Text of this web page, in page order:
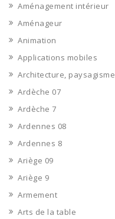
Aménagement intérieur
Aménageur
Animation
Applications mobiles
Architecture, paysagisme
Ardèche 07
Ardèche 7
Ardennes 08
Ardennes 8
Ariège 09
Ariège 9
Armement
Arts de la table